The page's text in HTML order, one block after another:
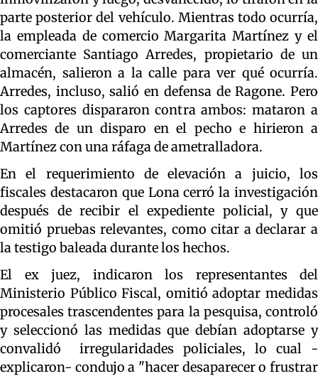
parte posterior del vehículo. Mientras todo ocurría,
la empleada de comercio Margarita Martínez y el
comerciante Santiago Arredes, propietario de un
almacén, salieron a la calle para ver qué ocurría.
Arredes, incluso, salió en defensa de Ragone. Pero
los captores dispararon contra ambos: mataron a
Arredes de un disparo en el pecho e hirieron a
Martínez con una ráfaga de ametralladora.
En el requerimiento de elevación a juicio, los
fiscales destacaron que Lona cerró la investigación
después de recibir el expediente policial, y que
omitió pruebas relevantes, como citar a declarar a
la testigo baleada durante los hechos.
El ex juez, indicaron los representantes del
Ministerio Público Fiscal, omitió adoptar medidas
procesales trascendentes para la pesquisa, controló
y seleccionó las medidas que debían adoptarse y
convalidó irregularidades policiales, lo cual -
explicaron- condujo a "hacer desaparecer o frustrar